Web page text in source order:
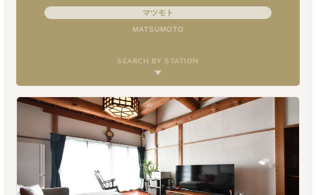
マツモト
MATSUMOTO
SEARCH BY STATION